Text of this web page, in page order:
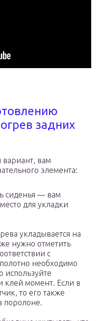
задних
вариант, вам
элемента:
сиденья — вам
для укладки
укладывается на
нужно отметить
с
необходимо
используйте
клей момент. Если в
то его также
поролоне.